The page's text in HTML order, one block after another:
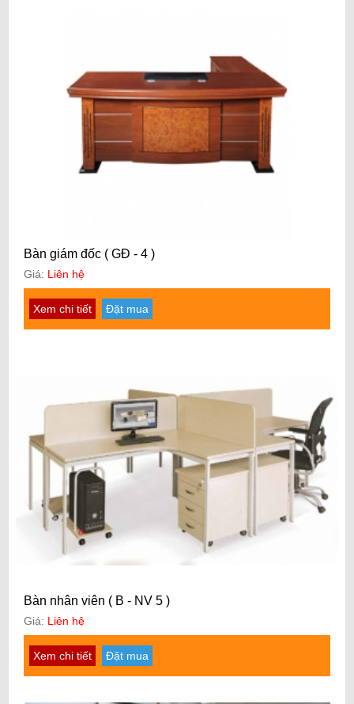
Bàn giám đốc ( GĐ - 4 )
Giá: Liên hệ
Xem chi tiết Đặt mua
Bàn nhân viên ( B - NV 5 )
Giá: Liên hệ
Xem chi tiết Đặt mua